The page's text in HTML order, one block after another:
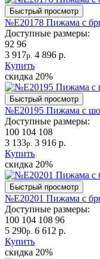
Быстрый просмотр
№Е20178 Пижама с
Доступные размеры:
92 96
3 917р. 4 896 р.
Купить
скидка 20%
Быстрый просмотр
№Е20195 Пижама с
Доступные размеры:
100 104 108
3 133р. 3 916 р.
Купить
скидка 20%
Быстрый просмотр
№Е20201 Пижама с
Доступные размеры:
100 104 108 96
5 290р. 6 612 р.
Купить
скидка 20%